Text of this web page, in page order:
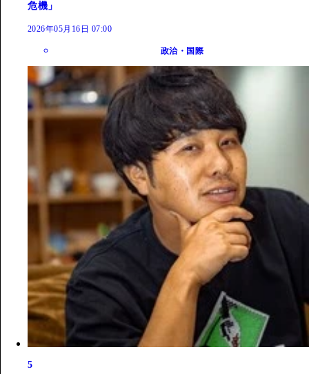
危機」
2026年05月16日 07:00
政治・国際
5